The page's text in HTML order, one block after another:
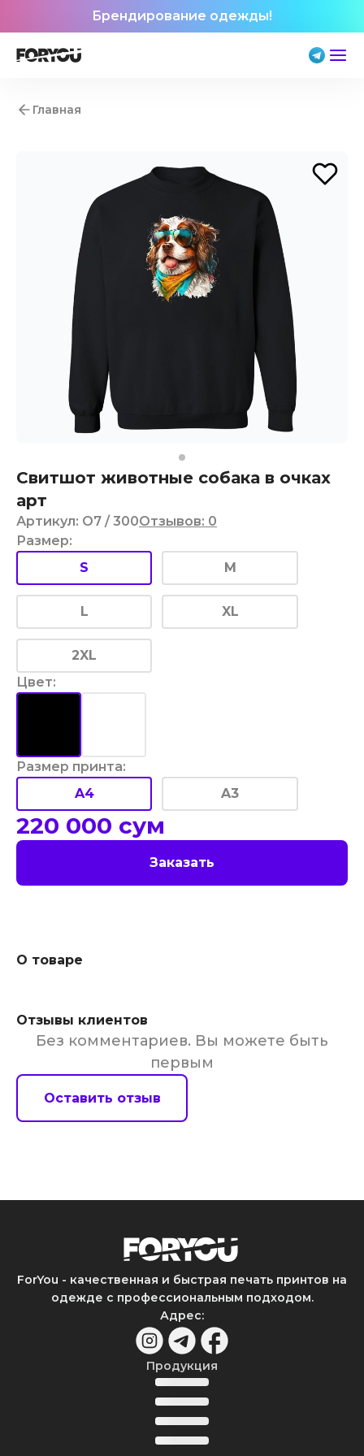
Брендирование одежды!
Главная
Свитшот животные собака в очках
арт
Артикул: O7 / 300Отзывов: 0
Размер:
S
M
L XL
2XL
Цвет:
Размер принта:
A4
A3
220 000 сум
Заказать
О товаре
Отзывы клиентов
Без комментариев. Вы можете быть
первым
Оставить отзыв
ForYou - качественная и быстрая печать принтов на
одежде с профессиональным подходом.
Адрес:
Продукция